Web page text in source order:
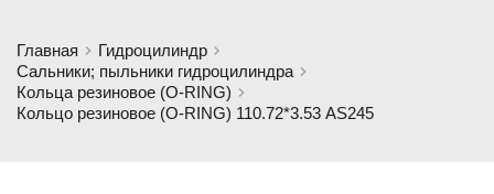
Главная
Гидроцилиндр
Сальники; пыльники гидроцилиндра
Кольца резиновое (O-RING)
Кольцо резиновое (O-RING) 110.72*3.53 AS245